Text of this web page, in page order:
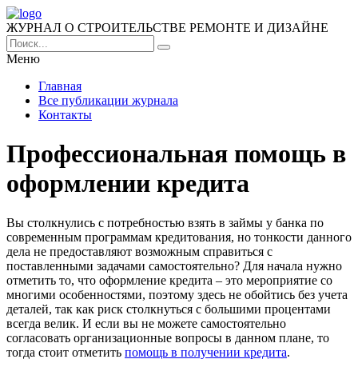
ЖУРНАЛ О СТРОИТЕЛЬСТВЕ РЕМОНТЕ И ДИЗАЙНЕ
Меню
Главная
Все публикации журнала
Контакты
Профессиональная помощь в
оформлении кредита
Вы столкнулись с потребностью взять в займы у банка по
современным программам кредитования, но тонкости данного
дела не предоставляют возможным справиться с
поставленными задачами самостоятельно? Для начала нужно
отметить то, что оформление кредита – это мероприятие со
многими особенностями, поэтому здесь не обойтись без учета
деталей, так как риск столкнуться с большими процентами
всегда велик. И если вы не можете самостоятельно
согласовать организационные вопросы в данном плане, то
тогда стоит отметить помощь в получении кредита.